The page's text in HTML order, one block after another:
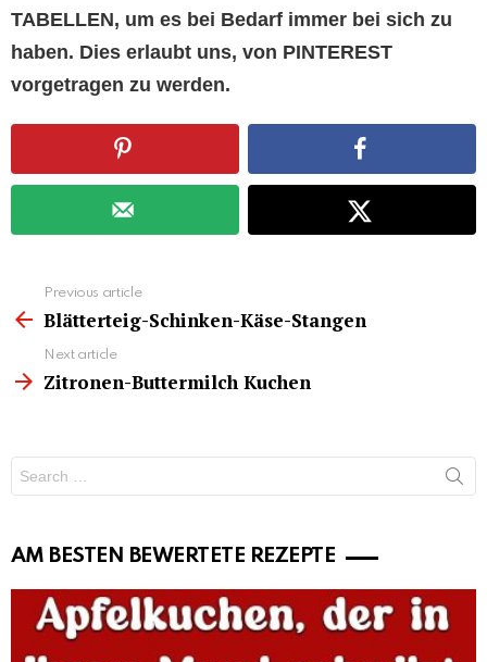
TABELLEN, um es bei Bedarf immer bei sich zu
haben. Dies erlaubt uns, von PINTEREST
vorgetragen zu werden.
more
Previous article
Blätterteig-Schinken-Käse-Stangen
Next article
Zitronen-Buttermilch Kuchen
for:
AM BESTEN BEWERTETE REZEPTE